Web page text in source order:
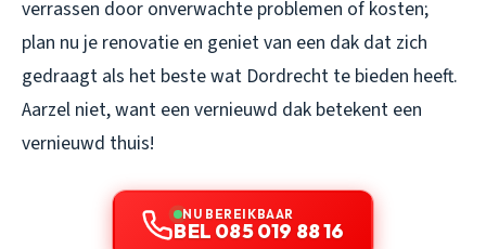
verrassen door onverwachte problemen of kosten;
plan nu je renovatie en geniet van een dak dat zich
gedraagt als het beste wat Dordrecht te bieden heeft.
Aarzel niet, want een vernieuwd dak betekent een
vernieuwd thuis!
NU BEREIKBAAR
BEL 085 019 88 16